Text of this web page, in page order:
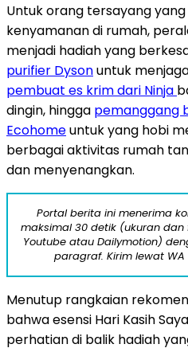
Untuk orang tersayang
kenyamanan di rumah,
menjadi hadiah yang
purifier Dysonuntuk
pembuat es krim dari Ninja
dingin, hingga pemanggang
Ecohomeuntuk yang hobi
berbagai aktivitas rumah
dan menyenangkan.
Portal berita ini menerima
maksimal 30 detik (ukuran
Youtube atau Dailymotion)
paragraf. Kirim lewat WA
Menutup rangkaian
bahwa esensi Hari Kasih
perhatian di balik hadiah